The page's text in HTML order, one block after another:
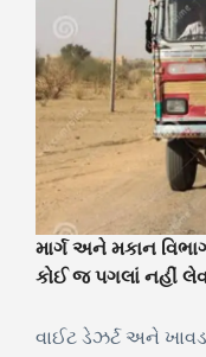
માર્ગ અને મકાન
કોઈ જ પગલાં નહીં
વાઈટ ડેઝર્ટ અને